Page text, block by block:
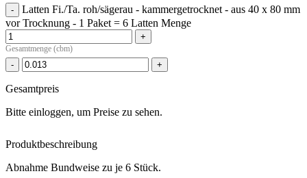
-
Latten Fi./Ta. roh/sägerau - kammergetrocknet - aus 40 x 80 mm
vor Trocknung - 1 Paket = 6 Latten Menge
+
Gesamtmenge (cbm)
- +
Gesamtpreis
Bitte einloggen, um Preise zu sehen.
Produktbeschreibung
Abnahme Bundweise zu je 6 Stück.